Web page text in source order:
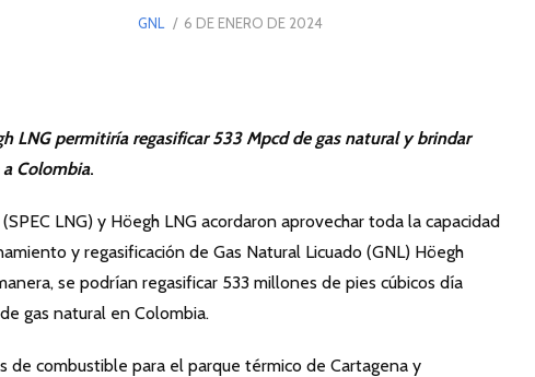
GNL
POSTED
6 DE ENERO DE 202426
LNG permitiría regasificar 533 Mpcd de gas natural y brindar
Colombia.
LNG) y Höegh LNG acordaron aprovechar toda la capacidad
y regasificación de Gas Natural Licuado (GNL) Höegh
se podrían regasificar 533 millones de pies cúbicos día
gas natural en Colombia.
de combustible para el parque térmico de Cartagena y